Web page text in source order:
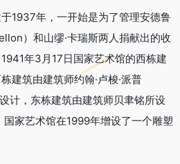
1937年，一开始是为了管理安德鲁
）和山缪·卡瑞斯两人捐献出的收
年3月17日国家艺术馆的西栋建
建筑由建筑师约翰·卢梭·派普
计，东栋建筑由建筑师贝聿铭所设
家艺术馆在1999年增设了一个雕塑